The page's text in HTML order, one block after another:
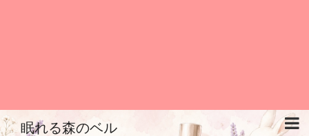
眠れる森のベル